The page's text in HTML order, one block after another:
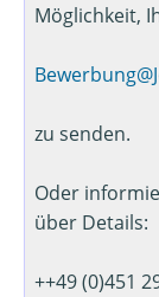
Möglichkeit,
zu senden.
Oder
über Details:
++49 (0)451